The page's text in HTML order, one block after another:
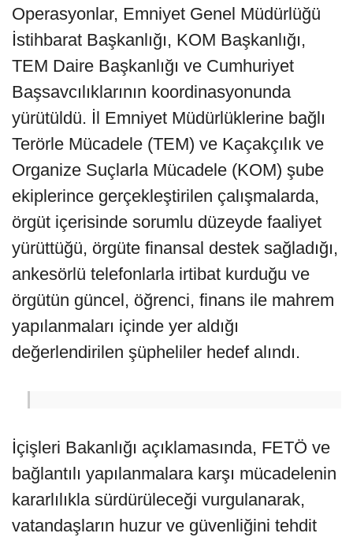
Operasyonlar, Emniyet Genel Müdürlüğü
İstihbarat Başkanlığı, KOM Başkanlığı,
TEM Daire Başkanlığı ve Cumhuriyet
Başsavcılıklarının koordinasyonunda
yürütüldü. İl Emniyet Müdürlüklerine bağlı
Terörle Mücadele (TEM) ve Kaçakçılık ve
Organize Suçlarla Mücadele (KOM) şube
ekiplerince gerçekleştirilen çalışmalarda,
örgüt içerisinde sorumlu düzeyde faaliyet
yürüttüğü, örgüte finansal destek sağladığı,
ankesörlü telefonlarla irtibat kurduğu ve
örgütün güncel, öğrenci, finans ile mahrem
yapılanmaları içinde yer aldığı
değerlendirilen şüpheliler hedef alındı.
İçişleri Bakanlığı açıklamasında, FETÖ ve
bağlantılı yapılanmalara karşı mücadelenin
kararlılıkla sürdürüleceği vurgulanarak,
vatandaşların huzur ve güvenliğini tehdit